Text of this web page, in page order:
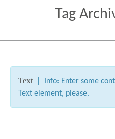
Tag
Text| Info: Enter some
Text element, please.